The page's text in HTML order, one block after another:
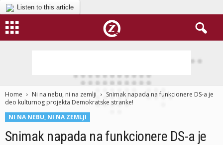
Listen to this article
Home Ni na nebu, ni na zemlji
Snimak napada na funkcionere DS-a je
deo kulturnog projekta Demokratske stranke!
NI NA NEBU, NI NA ZEMLJI
Snimak napada na funkcionere DS-a je